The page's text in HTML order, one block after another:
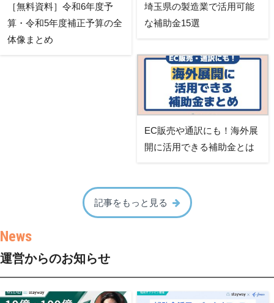
［無料資料］令和6年度予
算・令和5年度補正予算の全
体像まとめ
埼玉県の製造業で活用可能
な補助金15選
EC販売や通訳にも！海外展
開に活用できる補助金とは
記事をもっと見る
運営からのお知らせ